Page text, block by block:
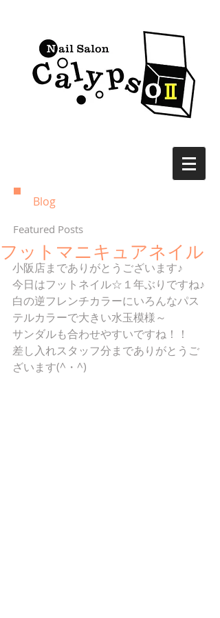
Blog
Featured Posts
フットマニキュアネイル
小阪店までありがとうございます♪
今日はフットネイル☆１年ぶりですね♪
白の逆フレンチカラーにいろんなパス
テルカラーで大きい水玉模様～
サンダルも合わせやすいですね！！
差し入れスタッフ分までありがとうご
ざいます(^・^)